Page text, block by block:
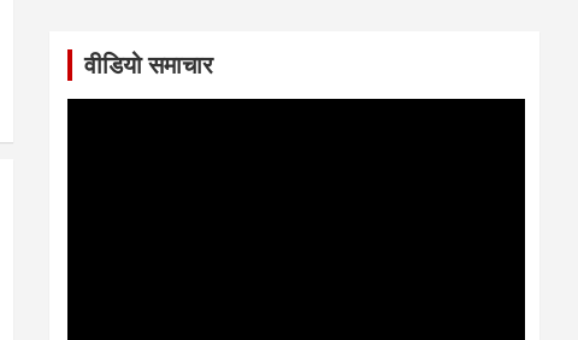
वीडियो समाचार